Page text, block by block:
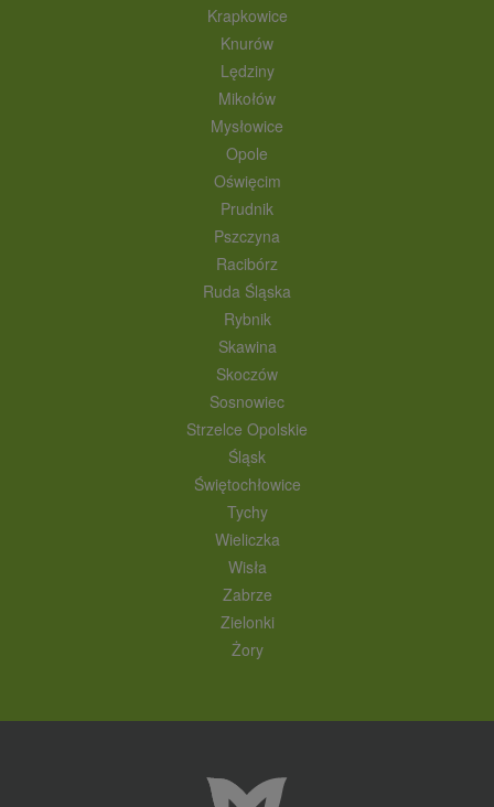
Krapkowice
Knurów
Lędziny
Mikołów
Mysłowice
Opole
Oświęcim
Prudnik
Pszczyna
Racibórz
Ruda Śląska
Rybnik
Skawina
Skoczów
Sosnowiec
Strzelce Opolskie
Śląsk
Świętochłowice
Tychy
Wieliczka
Wisła
Zabrze
Zielonki
Żory